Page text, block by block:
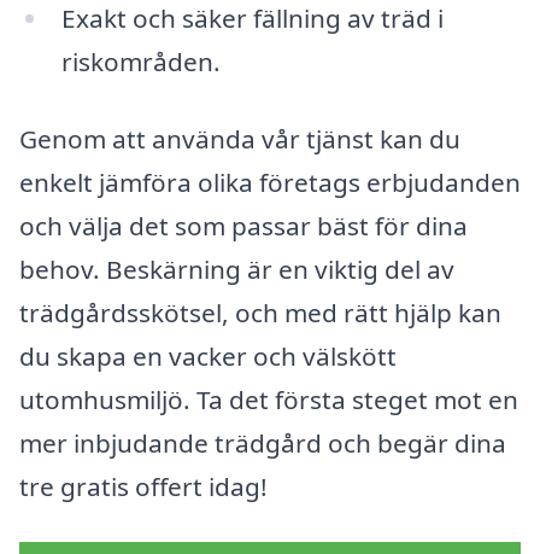
Exakt och säker fällning av träd i
riskområden.
Genom att använda vår tjänst kan du
enkelt jämföra olika företags erbjudanden
och välja det som passar bäst för dina
behov. Beskärning är en viktig del av
trädgårdsskötsel, och med rätt hjälp kan
du skapa en vacker och välskött
utomhusmiljö. Ta det första steget mot en
mer inbjudande trädgård och begär dina
tre gratis offert idag!